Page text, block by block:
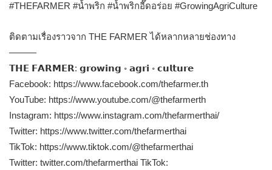
#THEFARMER #น้ำพริก #น้ำพริกอี๊ดอร่อย #GrowingAgriCulture
ติดตามเรื่องราวจาก THE FARMER ได้หลากหลายช่องทาง
———
𝗧𝗛𝗘 𝗙𝗔𝗥𝗠𝗘𝗥: 𝗴𝗿𝗼𝘄𝗶𝗻𝗴 ◦ 𝗮𝗴𝗿𝗶 ◦ 𝗰𝘂𝗹𝘁𝘂𝗿𝗲
Facebook: https://www.facebook.com/thefarmer.th
YouTube: https://www.youtube.com/@thefarmerth
Instagram: https://www.instagram.com/thefarmerthai/
Twitter: https://www.twitter.com/thefarmerthai
TikTok: https://www.tiktok.com/@thefarmerthai
Twitter: twitter.com/thefarmerthai TikTok: